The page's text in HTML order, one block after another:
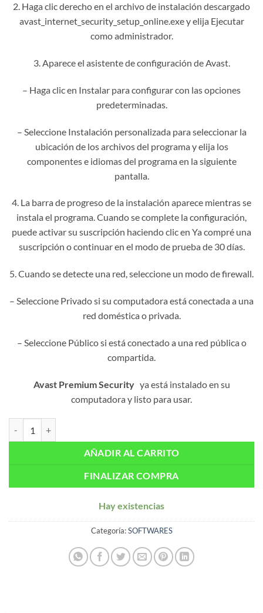
2. Haga clic derecho en el archivo de instalación descargado
avast_internet_security_setup_online.exe y elija Ejecutar
como administrador.
3. Aparece el asistente de configuración de Avast.
– Haga clic en Instalar para configurar con las opciones
predeterminadas.
– Seleccione Instalación personalizada para seleccionar la
ubicación de los archivos del programa y elija los
componentes e idiomas del programa en la siguiente
pantalla.
4. La barra de progreso de la instalación aparece mientras se
instala el programa. Cuando se complete la configuración,
puede activar su suscripción haciendo clic en Ya compré una
suscripción o continuar en el modo de prueba de 30 días.
5. Cuando se detecte una red, seleccione un modo de firewall.
– Seleccione Privado si su computadora está conectada a una
red doméstica o privada.
– Seleccione Público si está conectado a una red pública o
compartida.
Avast Premium Security ya está instalado en su
computadora y listo para usar.
AÑADIR AL CARRITO
FINALIZAR COMPRA
Hay existencias
Categoría:SOFTWARES